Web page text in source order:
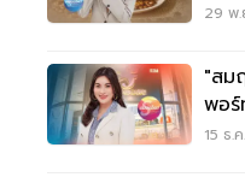
29 พ.
"สม
พอร์
มือ
15 ธ.